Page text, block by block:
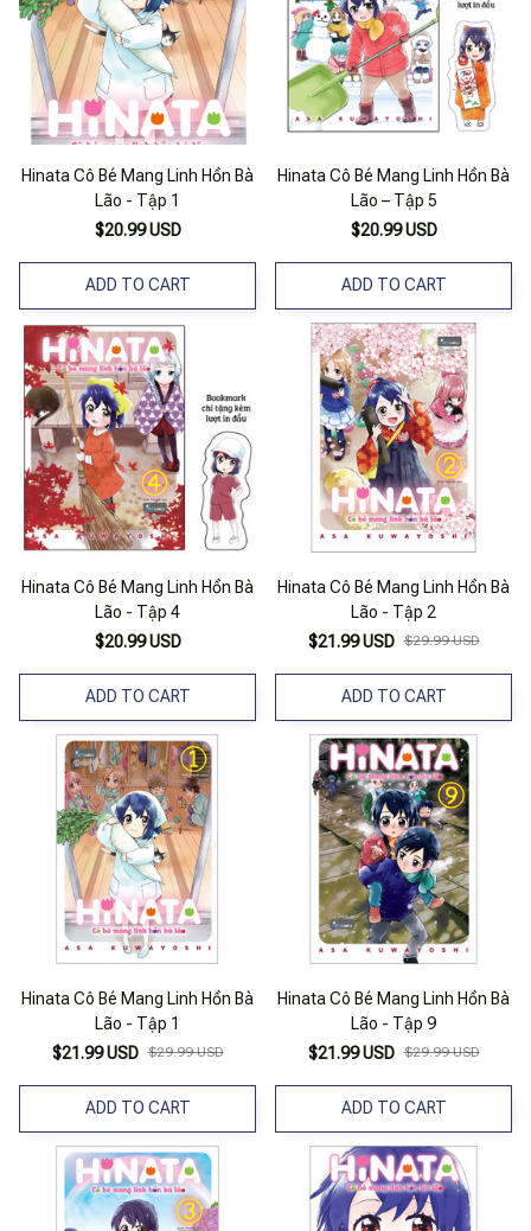
Hinata Cô Bé Mang Linh Hồn Bà
Lão - Tập 1
$20.99 USD
ADD TO CART
Hinata Cô Bé Mang Linh Hồn Bà
Lão – Tập 5
$20.99 USD
ADD TO CART
Hinata Cô Bé Mang Linh Hồn Bà
Lão - Tập 4
$20.99 USD
ADD TO CART
Hinata Cô Bé Mang Linh Hồn Bà
Lão - Tập 2
$21.99 USD $29.99 USD
ADD TO CART
Hinata Cô Bé Mang Linh Hồn Bà
Lão - Tập 1
$21.99 USD $29.99 USD
ADD TO CART
Hinata Cô Bé Mang Linh Hồn Bà
Lão - Tập 9
$21.99 USD $29.99 USD
ADD TO CART